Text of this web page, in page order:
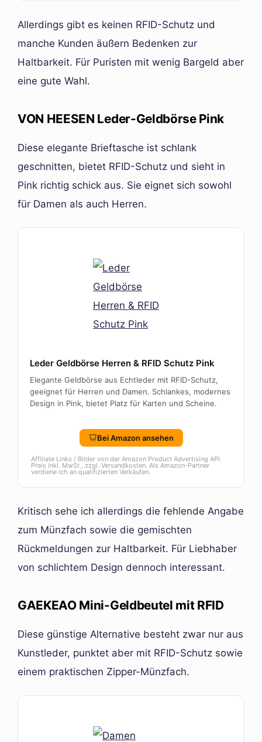
Allerdings gibt es keinen RFID-Schutz und
manche Kunden äußern Bedenken zur
Haltbarkeit. Für Puristen mit wenig Bargeld aber
eine gute Wahl.
VON HEESEN Leder-Geldbörse Pink
Diese elegante Brieftasche ist schlank
geschnitten, bietet RFID-Schutz und sieht in
Pink richtig schick aus. Sie eignet sich sowohl
für Damen als auch Herren.
Leder Geldbörse Herren & RFID Schutz Pink
Elegante Geldbörse aus Echtleder mit RFID-Schutz,
geeignet für Herren und Damen. Schlankes, modernes
Design in Pink, bietet Platz für Karten und Scheine.
Bei Amazon ansehen
Affiliate Links / Bilder von der Amazon Product Advertising API.
Preis inkl. MwSt., zzgl. Versandkosten. Als Amazon-Partner
verdiene ich an qualifizierten Verkäufen.
Kritisch sehe ich allerdings die fehlende Angabe
zum Münzfach sowie die gemischten
Rückmeldungen zur Haltbarkeit. Für Liebhaber
von schlichtem Design dennoch interessant.
GAEKEAO Mini-Geldbeutel mit RFID
Diese günstige Alternative besteht zwar nur aus
Kunstleder, punktet aber mit RFID-Schutz sowie
einem praktischen Zipper-Münzfach.